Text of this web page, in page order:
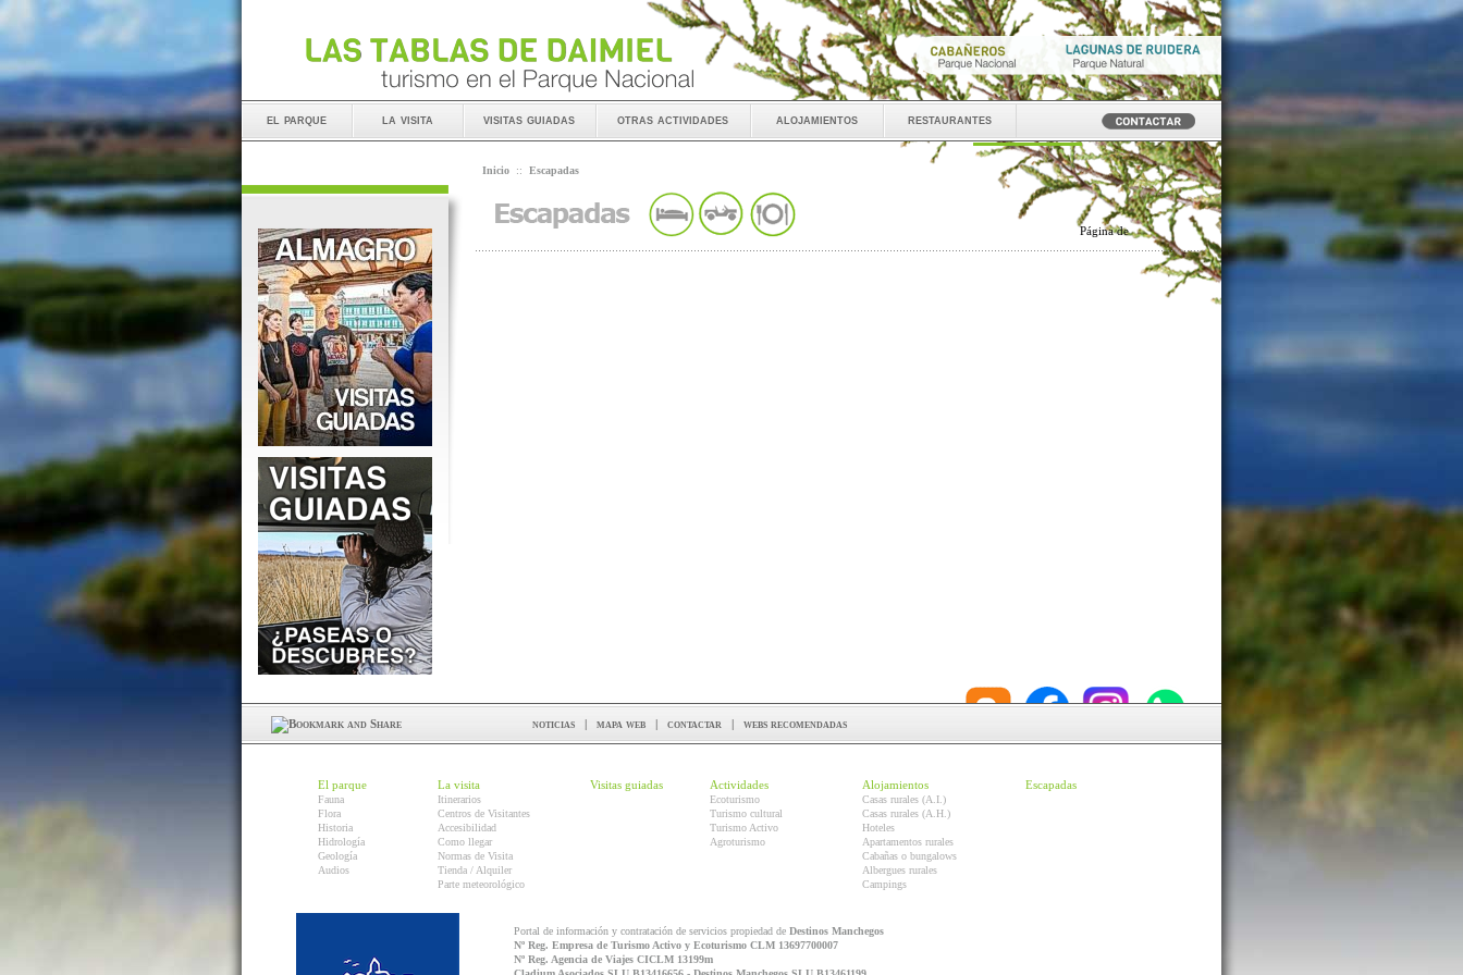
el parque la visita visitas guiadas otras actividades alojamientos restaurantes
Inicio :: Escapadas
Páginade
noticias | mapa web | contactar | webs recomendadas
El parque
Fauna
Flora
Historia
Hidrología
Geología
Audios
La visita
Itinerarios
Centros de Visitantes
Accesibilidad
Como llegar
Normas de Visita
Tienda / Alquiler
Parte meteorológico
Visitas guiadas Actividades
Ecoturismo
Turismo cultural
Turismo Activo
Agroturismo
Alojamientos
Casas rurales (A.I.)
Casas rurales (A.H.)
Hoteles
Apartamentos rurales
Cabañas o bungalows
Albergues rurales
Campings
Escapadas
Portal de información y contratación de servicios propiedad de Destinos Manchegos
Nº Reg. Empresa de Turismo Activo y Ecoturismo CLM 13697700007
Nº Reg. Agencia de Viajes CICLM 13199m